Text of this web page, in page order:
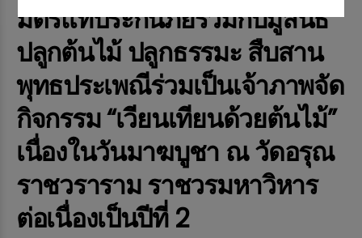
มิตรแท้ประกันภัยร่วมกับมูลนิธิ
ปลูกต้นไม้ ปลูกธรรมะ สืบสาน
พุทธประเพณีร่วมเป็นเจ้าภาพจัด
กิจกรรม “เวียนเทียนด้วยต้นไม้”
เนื่องในวันมาฆบูชา ณ วัดอรุณ
ราชวราราม ราชวรมหาวิหาร
ต่อเนื่องเป็นปีที่ 2